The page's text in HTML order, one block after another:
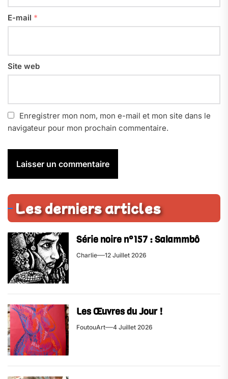
E-mail *
Site web
Enregistrer mon nom, mon e-mail et mon site dans le
navigateur pour mon prochain commentaire.
Les derniers articles
Série noire n°157 : Salammbô
Charlie 12 Juillet 2026
Les Œuvres du Jour !
FoutouArt 4 Juillet 2026